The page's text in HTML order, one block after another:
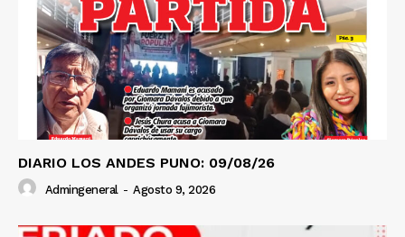
DIARIO LOS ANDES PUNO: 09/08/26
Admingeneral - Agosto 9, 2026